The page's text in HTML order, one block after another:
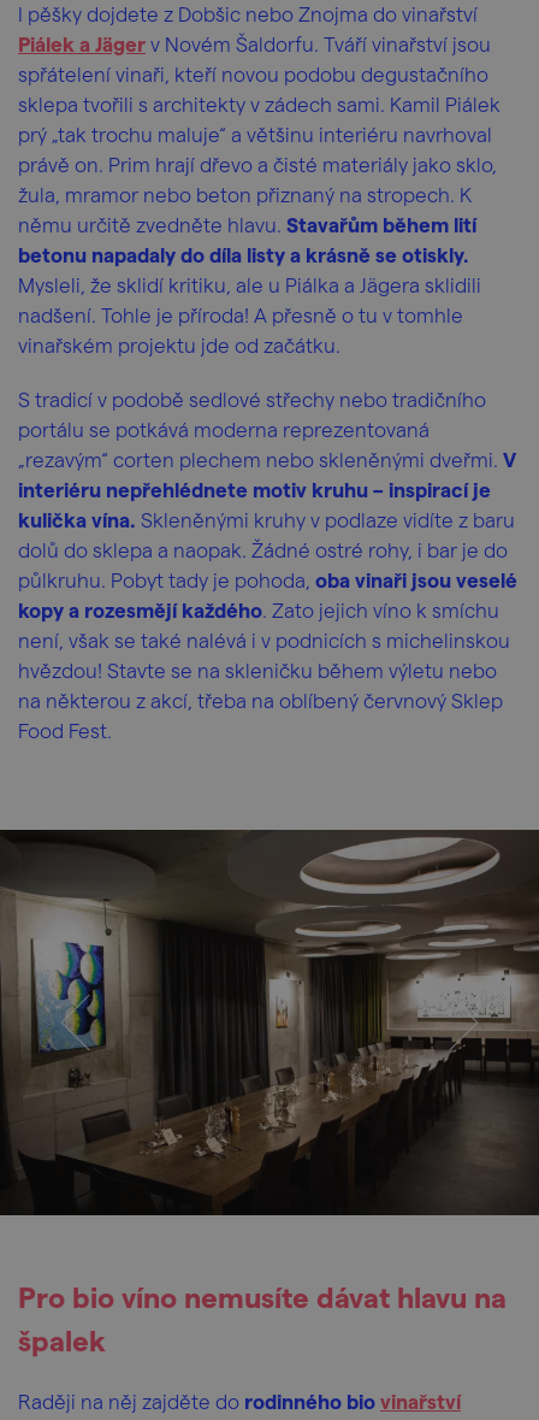
I pěšky dojdete z Dobšic nebo Znojma do vinařství
Piálek a Jäger v Novém Šaldorfu. Tváří vinařství jsou
spřátelení vinaři, kteří novou podobu degustačního
sklepa tvořili s architekty v zádech sami. Kamil Piálek
prý „tak trochu maluje“ a většinu interiéru navrhoval
právě on. Prim hrají dřevo a čisté materiály jako sklo,
žula, mramor nebo beton přiznaný na stropech. K
němu určitě zvedněte hlavu. Stavařům během lití
betonu napadaly do díla listy a krásně se otiskly.
Mysleli, že sklidí kritiku, ale u Piálka a Jägera sklidili
nadšení. Tohle je příroda! A přesně o tu v tomhle
vinařském projektu jde od začátku.
S tradicí v podobě sedlové střechy nebo tradičního
portálu se potkává moderna reprezentovaná
„rezavým“ corten plechem nebo skleněnými dveřmi. V
interiéru nepřehlédnete motiv kruhu – inspirací je
kulička vína. Skleněnými kruhy v podlaze vidíte z baru
dolů do sklepa a naopak. Žádné ostré rohy, i bar je do
půlkruhu. Pobyt tady je pohoda, oba vinaři jsou veselé
kopy a rozesmějí každého. Zato jejich víno k smíchu
není, však se také nalévá i v podnicích s michelinskou
hvězdou! Stavte se na skleničku během výletu nebo
na některou z akcí, třeba na oblíbený červnový Sklep
Food Fest.
Pro bio víno nemusíte dávat hlavu na
špalek
Raději na něj zajděte do rodinného bio vinařství